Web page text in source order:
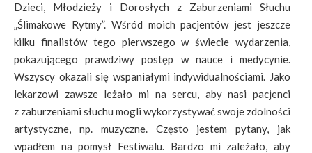
Dzieci, Młodzieży i Dorosłych z Zaburzeniami Słuchu
„Ślimakowe Rytmy”. Wśród moich pacjentów jest jeszcze
kilku finalistów tego pierwszego w świecie wydarzenia,
pokazującego prawdziwy postęp w nauce i medycynie.
Wszyscy okazali się wspaniałymi indywidualnościami. Jako
lekarzowi zawsze leżało mi na sercu, aby nasi pacjenci
z zaburzeniami słuchu mogli wykorzystywać swoje zdolności
artystyczne, np. muzyczne. Często jestem pytany, jak
wpadłem na pomysł Festiwalu. Bardzo mi zależało, aby